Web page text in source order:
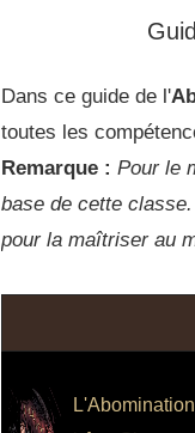
Dans ce guide de l'
toutes les
Remarque : Pour le
base de cette
pour la maîtriser au